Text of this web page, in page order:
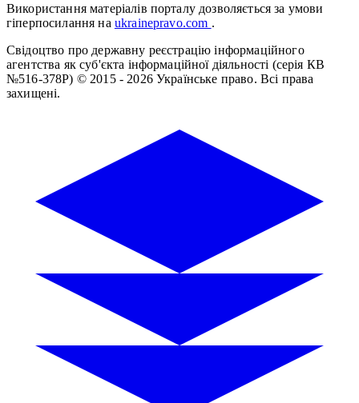
Використання матеріалів порталу дозволяється за умови
гіперпосилання на ukrainepravo.com .
Свідоцтво про державну реєстрацію інформаційного
агентства як суб'єкта інформаційної діяльності (серія КВ
№516-378Р) © 2015 - 2026 Українське право. Всі права
захищені.